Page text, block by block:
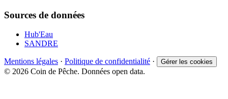
Sources de données
Hub'Eau
SANDRE
Mentions légales · Politique de confidentialité · Gérer les cookies
© 2026 Coin de Pêche. Données open data.